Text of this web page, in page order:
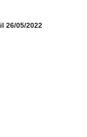
il 26/05/2022